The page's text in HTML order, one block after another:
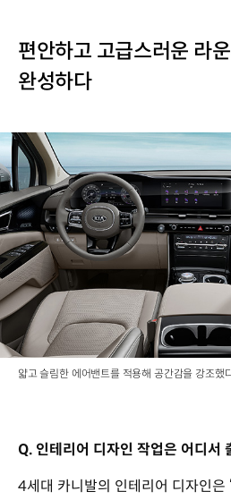
편안하고 고급스러운 라
완성하다
얇고 슬림한 에어밴트를 적용해 공간감을 강조했
Q. 인테리어 디자인 작업은 어디서
4세대 카니발의 인테리어 디자인은